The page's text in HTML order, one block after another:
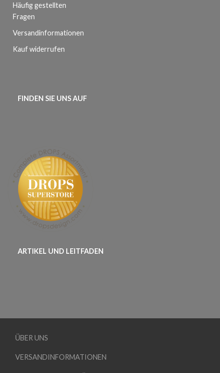
Häufig gestellten
Fragen
Versandinformationen
Kauf widerrufen
FINDEN SIE UNS AUF
ARTIKEL UND LEITFADEN
ÜBER UNS
VERSANDINFORMATIONEN